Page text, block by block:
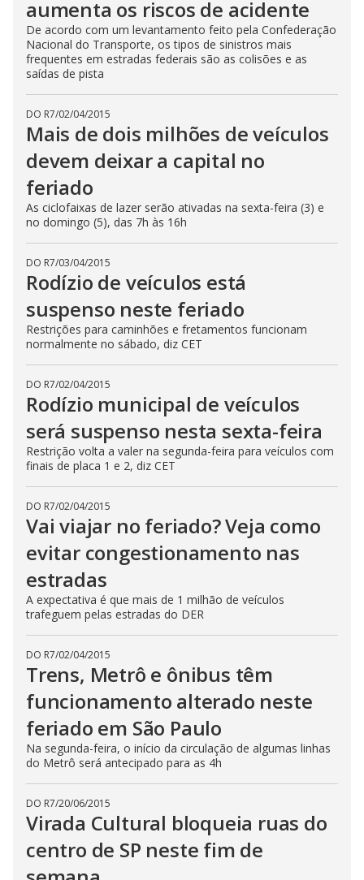
aumenta os riscos de acidente
De acordo com um levantamento feito pela Confederação
Nacional do Transporte, os tipos de sinistros mais
frequentes em estradas federais são as colisões e as
saídas de pista
DO R7/02/04/2015
Mais de dois milhões de veículos
devem deixar a capital no
feriado
As ciclofaixas de lazer serão ativadas na sexta-feira (3) e
no domingo (5), das 7h às 16h
DO R7/03/04/2015
Rodízio de veículos está
suspenso neste feriado
Restrições para caminhões e fretamentos funcionam
normalmente no sábado, diz CET
DO R7/02/04/2015
Rodízio municipal de veículos
será suspenso nesta sexta-feira
Restrição volta a valer na segunda-feira para veículos com
finais de placa 1 e 2, diz CET
DO R7/02/04/2015
Vai viajar no feriado? Veja como
evitar congestionamento nas
estradas
A expectativa é que mais de 1 milhão de veículos
trafeguem pelas estradas do DER
DO R7/02/04/2015
Trens, Metrô e ônibus têm
funcionamento alterado neste
feriado em São Paulo
Na segunda-feira, o início da circulação de algumas linhas
do Metrô será antecipado para as 4h
DO R7/20/06/2015
Virada Cultural bloqueia ruas do
centro de SP neste fim de